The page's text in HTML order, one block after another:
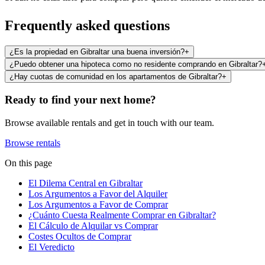
Frequently asked questions
¿Es la propiedad en Gibraltar una buena inversión?+
¿Puedo obtener una hipoteca como no residente comprando en Gibraltar?
¿Hay cuotas de comunidad en los apartamentos de Gibraltar?+
Ready to find your next home?
Browse available rentals and get in touch with our team.
Browse rentals
On this page
El Dilema Central en Gibraltar
Los Argumentos a Favor del Alquiler
Los Argumentos a Favor de Comprar
¿Cuánto Cuesta Realmente Comprar en Gibraltar?
El Cálculo de Alquilar vs Comprar
Costes Ocultos de Comprar
El Veredicto